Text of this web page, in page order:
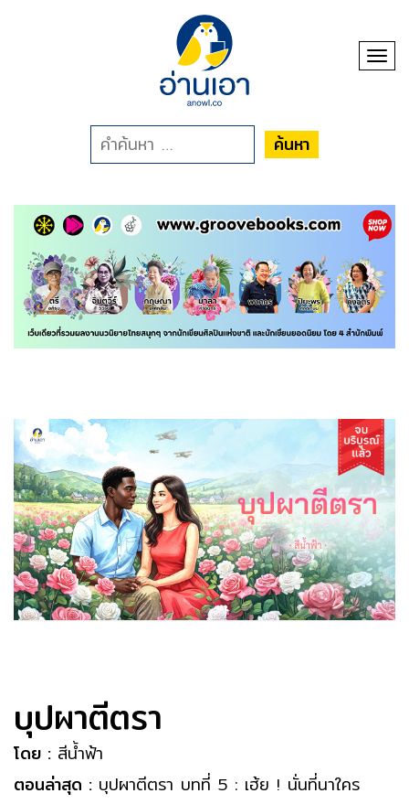
ค้นหา
บุปผาตีตรา
โดย : สีน้ำฟ้า
ตอนล่าสุด : บุปผาตีตรา บทที่ 5 : เฮ้ย ! นั่นที่นาใคร